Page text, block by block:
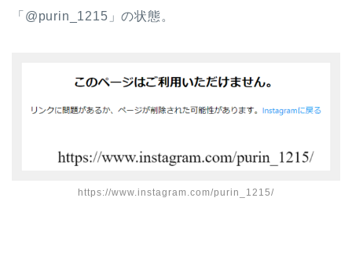
「@purin_1215」の状態。
https://www.instagram.com/purin_1215/